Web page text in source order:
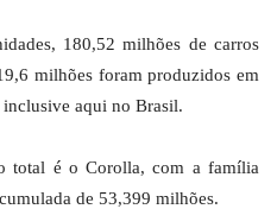
180,52 milhões de carros
milhões foram produzidos em
inclusive aqui no Brasil.
total é o Corolla, com a família
de 53,399 milhões.